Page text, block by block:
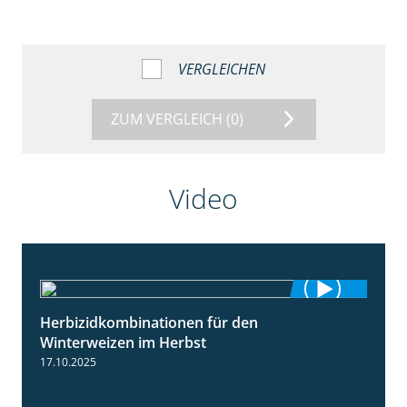
VERGLEICHEN
ZUM VERGLEICH (0)
Video
Herbizidkombinationen für den
Winterweizen im Herbst
17.10.2025